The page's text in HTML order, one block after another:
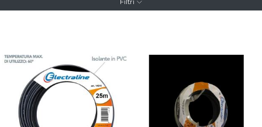
Filtri